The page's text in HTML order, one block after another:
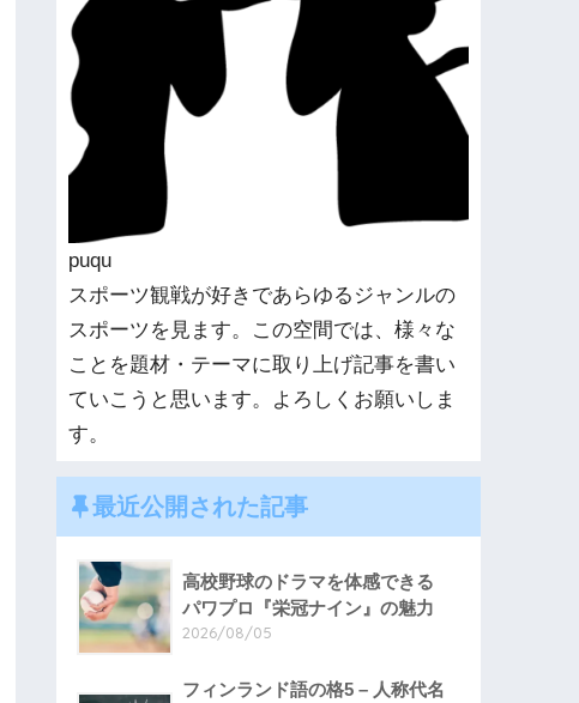
puqu
スポーツ観戦が好きであらゆるジャンルの
スポーツを見ます。この空間では、様々な
ことを題材・テーマに取り上げ記事を書い
ていこうと思います。よろしくお願いしま
す。
最近公開された記事
高校野球のドラマを体感できる
パワプロ『栄冠ナイン』の魅力
2026/08/05
フィンランド語の格5 – 人称代名